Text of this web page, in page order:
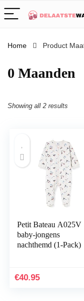
Home Product
0 Maanden
Showing all 2 results
Petit Bateau A025V
baby-jongens
nachthemd (1-Pack)
€40.95